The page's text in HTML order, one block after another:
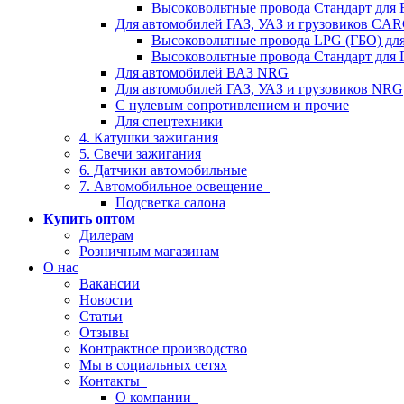
Высоковольтные провода Стандарт для
Для автомобилей ГАЗ, УАЗ и грузовиков
Высоковольтные провода LPG (ГБО)
Высоковольтные провода Стандарт для
Для автомобилей ВАЗ NRG
Для автомобилей ГАЗ, УАЗ и грузовиков NRG
С нулевым сопротивлением и прочие
Для спецтехники
4. Катушки зажигания
5. Свечи зажигания
6. Датчики автомобильные
7. Автомобильное освещение
Подсветка салона
Купить оптом
Дилерам
Розничным магазинам
О нас
Вакансии
Новости
Статьи
Отзывы
Контрактное производство
Мы в социальных сетях
Контакты
О компании